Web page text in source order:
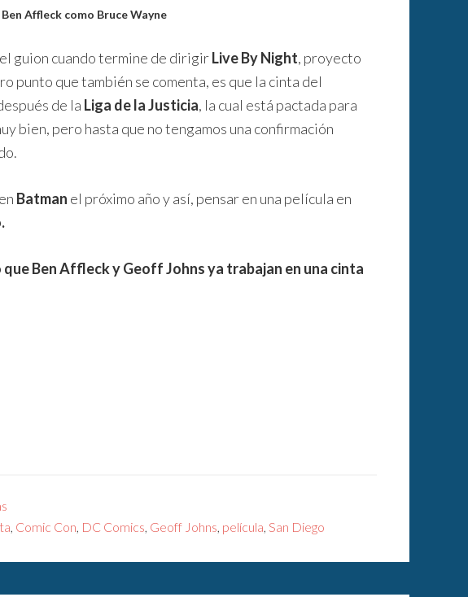
Ben Affleck como Bruce Wayne
guion cuando termine de dirigirLive By Night, proyecto
punto que también se comenta, es que la cinta del
de la Liga de la Justicia, la cual está pactada para
bien, pero hasta que no tengamos una confirmación
Batman el próximo año y así, pensar en una película en
Ben Affleck y Geoff Johns ya trabajan en una cinta
Comic Con DC Comics Geoff Johns película San Diego